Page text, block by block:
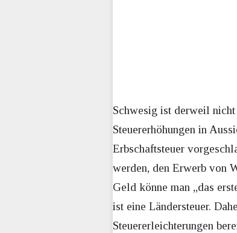
Schwesig ist derweil
Steuererhöhungen in
Erbschaftsteuer
werden, den Erwerb von
Geld könne man „das
ist eine Ländersteuer.
Steuererleichterungen